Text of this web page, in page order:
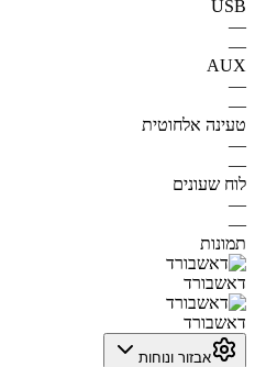
USB
—
—
AUX
—
—
טעינה אלחוטית
—
—
לוח שעונים
—
—
תמונות
דאשבורד
דאשבורד
אבזור ונוחות